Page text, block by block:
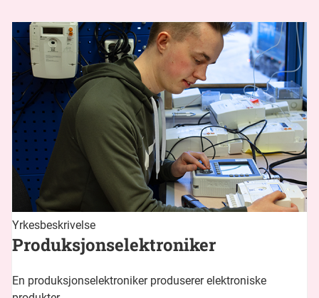
Yrkesbeskrivelse
Produksjonselektroniker
En produksjonselektroniker produserer elektroniske